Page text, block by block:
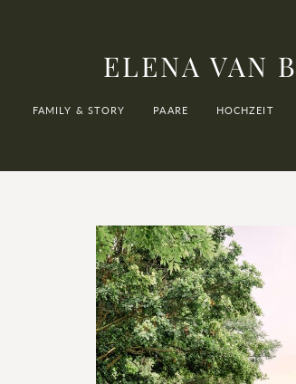
ELENA VAN
FAMILY & STORY PAARE HOCHZEIT